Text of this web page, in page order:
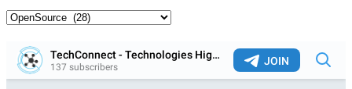
Catégories